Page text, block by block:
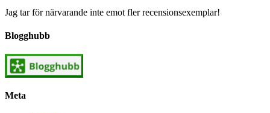
Jag tar för närvarande inte emot fler recensionsexemplar!
Blogghubb
Meta